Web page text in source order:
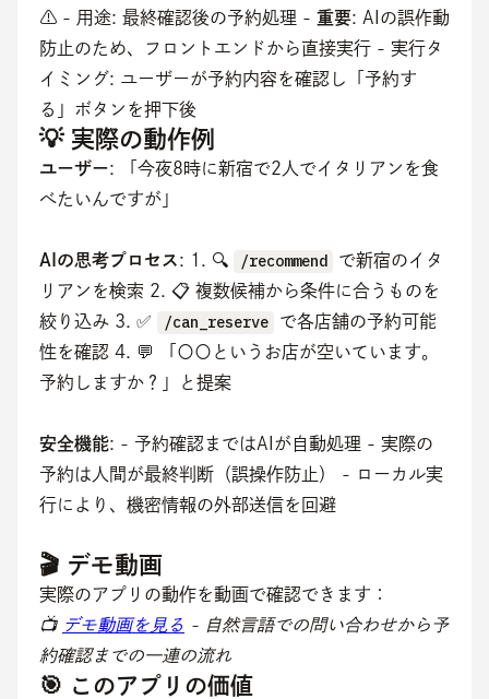
⚠️ - 用途: 最終確認後の予約処理 - 重要: AIの誤作動
防止のため、フロントエンドから直接実行 - 実行タ
イミング: ユーザーが予約内容を確認し「予約す
る」ボタンを押下後
💡 実際の動作例
ユーザー: 「今夜8時に新宿で2人でイタリアンを食
べたいんですが」
AIの思考プロセス: 1. 🔍 /recommend
で新宿のイタ
リアンを検索 2. 📋 複数候補から条件に合うものを
絞り込み 3. ✅
/can_reserve
で各店舗の予約可能
性を確認 4. 💬 「〇〇というお店が空いています。
予約しますか？」と提案
安全機能: - 予約確認まではAIが自動処理 - 実際の
予約は人間が最終判断（誤操作防止） - ローカル実
行により、機密情報の外部送信を回避
🎬 デモ動画
実際のアプリの動作を動画で確認できます：
📺 デモ動画を見る - 自然言語での問い合わせから予
約確認までの一連の流れ
🎯 このアプリの価値